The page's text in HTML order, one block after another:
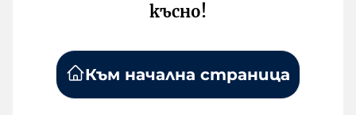
късно!
Към начална страница